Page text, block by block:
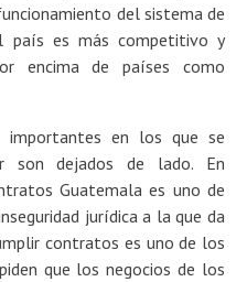
del sistema de
país es más competitivo y
encima de países como
importantes en los que se
son dejados de lado. En
Guatemala es uno de
jurídica a la que da
contratos es uno de los
que los negocios de los